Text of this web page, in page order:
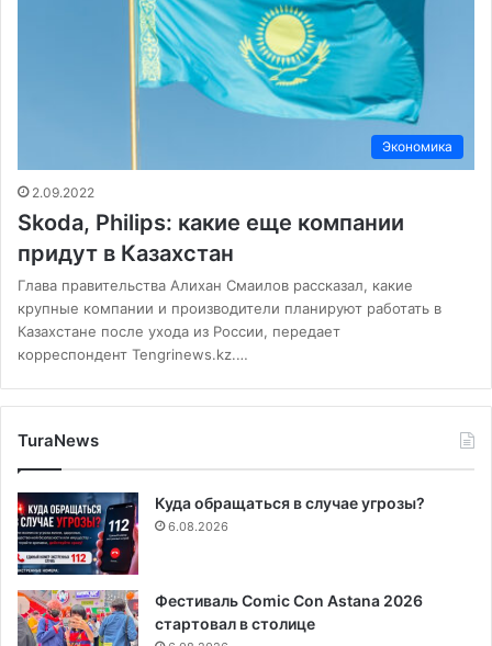
Экономика
2.09.2022
Skoda, Philips: какие еще компании
придут в Казахстан
Глава правительства Алихан Смаилов рассказал, какие
крупные компании и производители планируют работать в
Казахстане после ухода из России, передает
корреспондент Tengrinews.kz.…
TuraNews
Куда обращаться в случае угрозы?
6.08.2026
Фестиваль Comic Con Astana 2026
стартовал в столице